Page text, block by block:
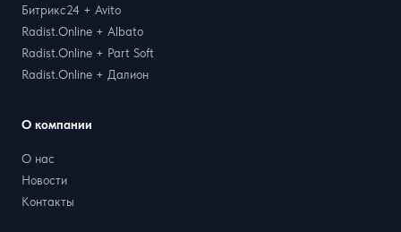
Битрикс24 + Avito
Radist.Online + Albato
Radist.Online + Part Soft
Radist.Online + Далион
О компании
О нас
Новости
Контакты